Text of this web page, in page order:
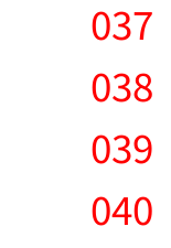
037
038
039
040